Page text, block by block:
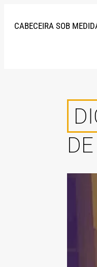
CABECEIRA SOB